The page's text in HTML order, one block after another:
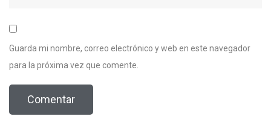
Guarda mi nombre, correo electrónico y web en este navegador
para la próxima vez que comente.